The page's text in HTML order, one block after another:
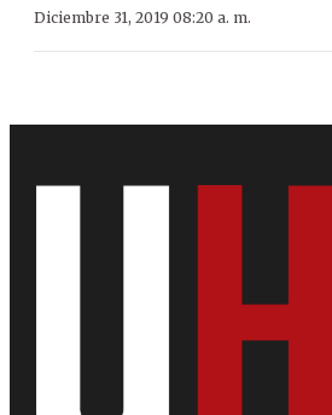
Diciembre 31, 2019 08:20 a. m.